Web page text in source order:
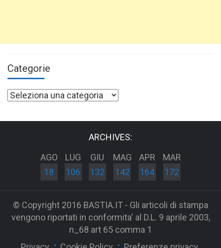
Categorie
Categorie
ARCHIVES:
AGO
18
LUG
106
GIU
132
MAG
142
APR
164
MAR
172
© Copyright 2016 BASTIA.IT - Gli articoli di stampa
vengono riportati in conformita' al D.L. 9 aprile 2003,
n_68 art 65 comma 1